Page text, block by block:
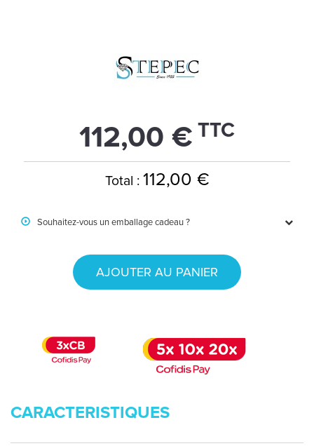
112,00 € TTC
Total : 112,00 €
Souhaitez-vous un emballage cadeau ?
AJOUTER AU PANIER
CARACTERISTIQUES